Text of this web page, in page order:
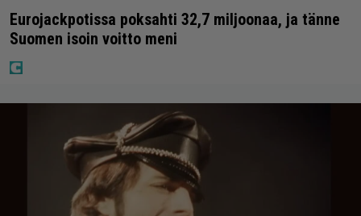
Eurojackpotissa poksahti 32,7 miljoonaa, ja tänne
Suomen isoin voitto meni